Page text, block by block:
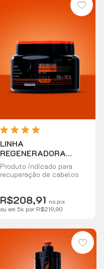
LINHA
REGENERADORA
PROFISSIONAL -
MASCARA SOS
INSTANTANEA 500G
Produto indicado para
recuperação de cabelos
cortéx, regenerando todo o
fio, evitando a quebra e o
emborrachamento.
R$208,91 no pix
ou em 5x por R$219,90